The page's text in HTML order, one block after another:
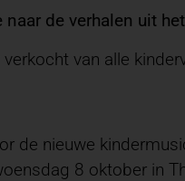
de verhalen uit
van alle
de nieuwe
8 oktober in